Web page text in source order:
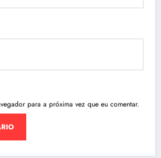
para a próxima vez que eu comentar.